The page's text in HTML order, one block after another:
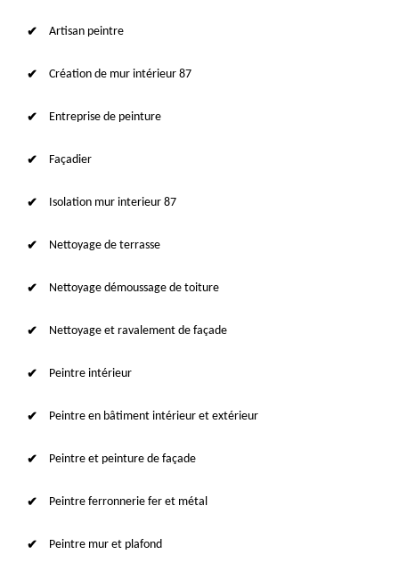
Artisan peintre
Création de mur intérieur 87
Entreprise de peinture
Façadier
Isolation mur interieur 87
Nettoyage de terrasse
Nettoyage démoussage de toiture
Nettoyage et ravalement de façade
Peintre intérieur
Peintre en bâtiment intérieur et extérieur
Peintre et peinture de façade
Peintre ferronnerie fer et métal
Peintre mur et plafond